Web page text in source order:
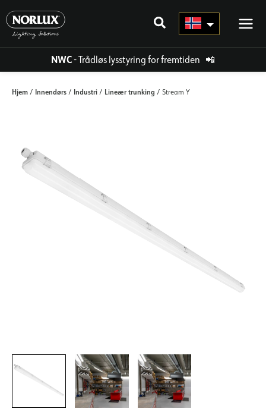
rett
innholdet
NWC- Trådløs lysstyring for fremtiden 📲
Hjem / Innendørs / Industri / Lineær trunking / Stream Y